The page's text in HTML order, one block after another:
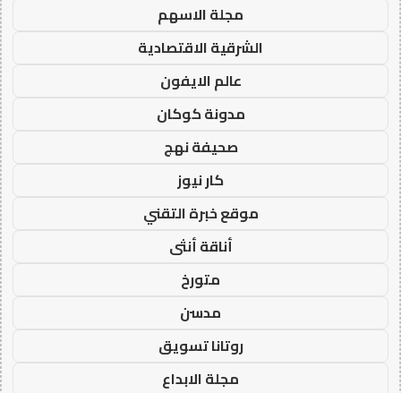
مجلة الاسهم
الشرقية الاقتصادية
عالم الايفون
مدونة كوكان
صحيفة نهج
كار نيوز
موقع خبرة التقني
أناقة أنثى
متورخ
مدسن
روتانا تسويق
مجلة الابداع